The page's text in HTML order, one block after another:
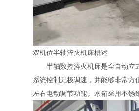
双机位半轴淬火机床概述
半轴数控淬火机床是全自动立式
系统控制无极调速，并能够非常
左右电动调节功能。水箱采用不锈